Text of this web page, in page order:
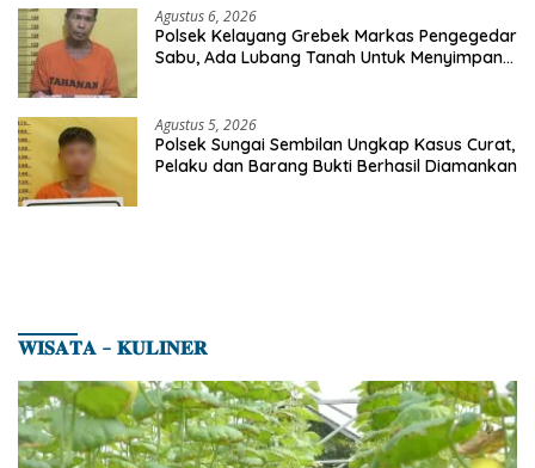
Agustus 6, 2026
Polsek Kelayang Grebek Markas Pengegedar
Sabu, Ada Lubang Tanah Untuk Menyimpan
Agustus 5, 2026
Polsek Sungai Sembilan Ungkap Kasus Curat,
Pelaku dan Barang Bukti Berhasil Diamankan
𝐖𝐈𝐒𝐀𝐓𝐀 – 𝐊𝐔𝐋𝐈𝐍𝐄𝐑